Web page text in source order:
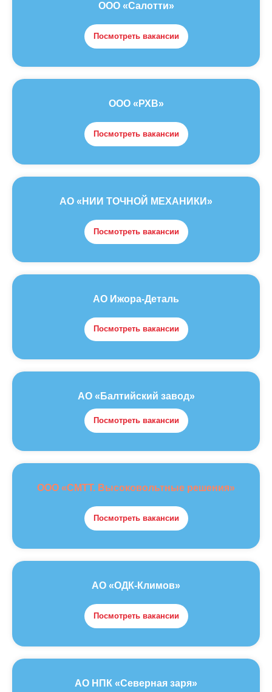
ООО «Салотти»
Посмотреть вакансии
ООО «РХВ»
Посмотреть вакансии
АО «НИИ ТОЧНОЙ МЕХАНИКИ»
Посмотреть вакансии
АО Ижора-Деталь
Посмотреть вакансии
АО «Балтийский завод»
Посмотреть вакансии
ООО «СМТТ. Высоковольтные решения»
Посмотреть вакансии
АО «ОДК-Климов»
Посмотреть вакансии
АО НПК «Северная заря»